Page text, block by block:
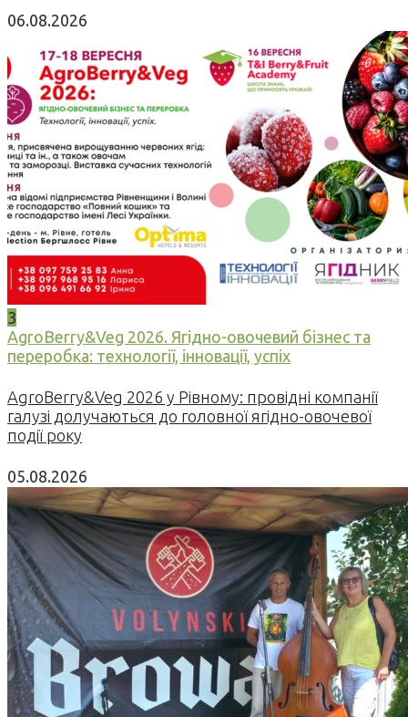
06.08.2026
3
AgroBerry&Veg 2026. Ягідно-овочевий бізнес та
переробка: технології, інновації, успіх
AgroBerry&Veg 2026 у Рівному: провідні компанії
галузі долучаються до головної ягідно-овочевої
події року
05.08.2026